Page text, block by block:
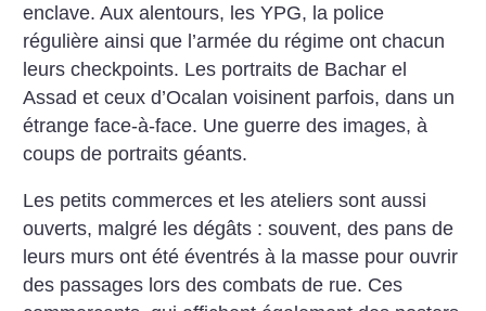
enclave. Aux alentours, les YPG, la police
régulière ainsi que l’armée du régime ont chacun
leurs checkpoints. Les portraits de Bachar el
Assad et ceux d’Ocalan voisinent parfois, dans un
étrange face-à-face. Une guerre des images, à
coups de portraits géants.
Les petits commerces et les ateliers sont aussi
ouverts, malgré les dégâts : souvent, des pans de
leurs murs ont été éventrés à la masse pour ouvrir
des passages lors des combats de rue. Ces